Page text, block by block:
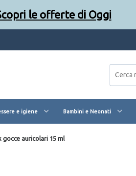
e igiene Bambini e Neonati
gocce auricolari 15 ml
le offerte di Oggi